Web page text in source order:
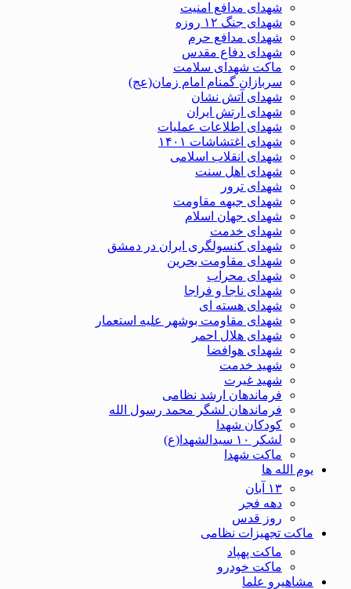
شهدای مدافع امنیت
شهدای جنگ ۱۲ روزه
شهدای مدافع حرم
شهدای دفاع مقدس
ماکت شهدای سلامت
سربازان گمنام امام زمان(عج)
شهدای آتش نشان
شهدای ارتش ایران
شهدای اطلاعات عملیات
شهدای اغتشاشات ۱۴۰۱
شهدای انقلاب اسلامی
شهدای اهل سنت
شهدای ترور
شهدای جبهه مقاومت
شهدای جهان اسلام
شهدای خدمت
شهدای کنسولگری ایران در دمشق
شهدای مقاومت بحرین
شهدای محراب
شهدای ناجا و فراجا
شهدای هسته ای
شهدای مقاومت بوشهر علیه استعمار
شهدای هلال احمر
شهدای هوافضا
شهید خدمت
شهید غیرت
فرماندهان ارشد نظامی
فرماندهان لشگر محمد رسول الله
کودکان شهدا
لشکر ۱۰ سیدالشهدا(ع)
ماکت شهدا
یوم الله ها
۱۳ آبان
دهه فجر
روز قدس
ماکت تجهیزات نظامی
ماکت پهپاد
ماکت خودرو
مشاهیرو علما